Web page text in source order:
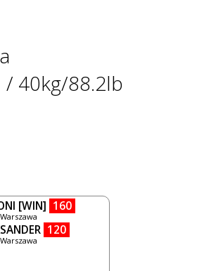
/ 40kg/88.2lb
[WIN] 160
120